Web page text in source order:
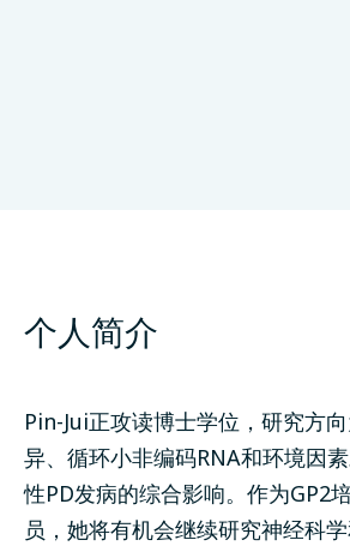
个人简介
Pin-Jui正攻读博士学位，研究方
异、循环小非编码RNA和环境因
性PD发病的综合影响。作为GP2
员，她将有机会继续研究神经科